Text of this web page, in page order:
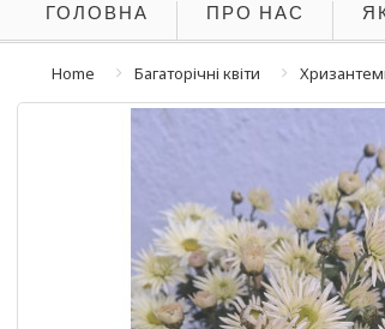
ГОЛОВНА ПРО НАС
Home Багаторічні квіти